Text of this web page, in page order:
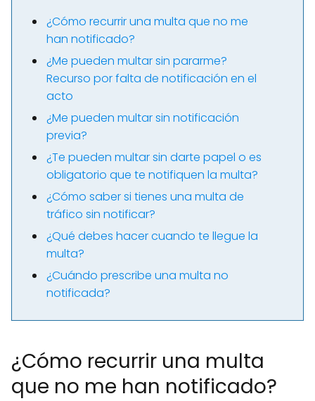
¿Cómo recurrir una multa que no me
han notificado?
¿Me pueden multar sin pararme?
Recurso por falta de notificación en el
acto
¿Me pueden multar sin notificación
previa?
¿Te pueden multar sin darte papel o es
obligatorio que te notifiquen la multa?
¿Cómo saber si tienes una multa de
tráfico sin notificar?
¿Qué debes hacer cuando te llegue la
multa?
¿Cuándo prescribe una multa no
notificada?
¿Cómo recurrir una multa
que no me han notificado?